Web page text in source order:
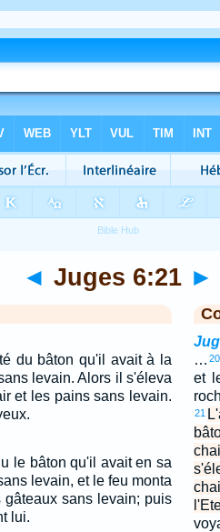
◄ Juges 6:21 ►
du bâton qu'il avait à la
levain. Alors il s'éleva
et les pains sans levain.
le bâton qu'il avait en sa
levain, et le feu monta
gâteaux sans levain; puis
lui.
… 20
et
21